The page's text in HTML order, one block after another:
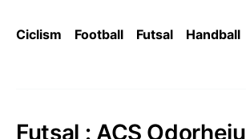
Ciclism Football Futsal Handball
Futsal : ACS Odorheiu